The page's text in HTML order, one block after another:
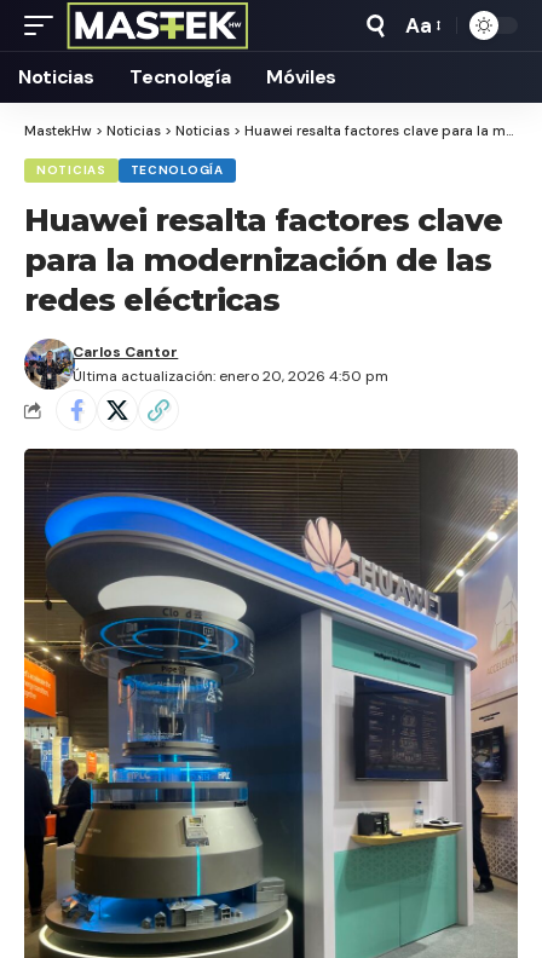
Tamaño
Aa
Noticias Tecnología Móviles
MastekHw > Noticias > Noticias > Huawei resalta factores clave para la modernización de las redes eléctricas
NOTICIAS TECNOLOGÍA
Huawei resalta factores clave
para la modernización de las
redes eléctricas
Última actualización: enero 20, 2026 4:50 pm
Carlos Cantor